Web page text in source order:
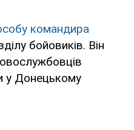
командира
бойовиків. Він
у Донецькому